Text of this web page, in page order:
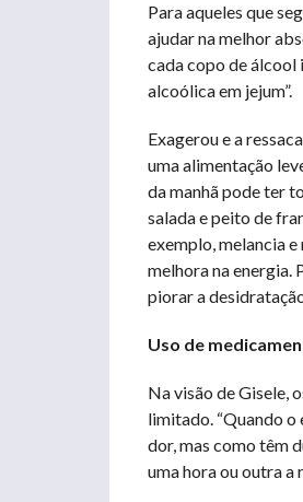
Para aqueles que
ajudar na melhor
cada copo de álcool
alcoólica em jejum”.
Exagerou e a
uma alimentação
da manhã pode ter
salada e peito de
exemplo, melancia e
melhora na energia.
piorar a
Uso de
Na visão de Gisele,
limitado. “Quando o
dor, mas como têm
uma hora ou outra a